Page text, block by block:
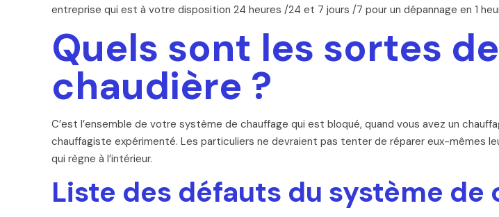
entreprise qui est à votre disposition 24 heures /24 et 7 jours /7 pour un dépannage en 1
Quels sont les sortes
chaudière ?
C’est l’ensemble de votre système de chauffage qui est bloqué, quand vous avez un
chauffagiste expérimenté. Les particuliers ne devraient pas tenter de réparer eux-mêmes
qui règne à l’intérieur.
Liste des défauts du système de